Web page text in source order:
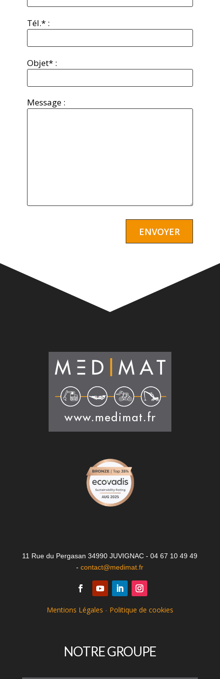
Tél.* :
Objet* :
Message :
11 Rue du Pergasan 34990 JUVIGNAC - 04 67 10 49 49
-contact@medimat.fr
Mentions Légales - Politique de cookies
NOTRE GROUPE